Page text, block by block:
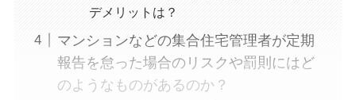
デメリットは？
マンションなどの集合住宅管理者が定期
報告を怠った場合のリスクや罰則にはど
のようなものがあるのか？